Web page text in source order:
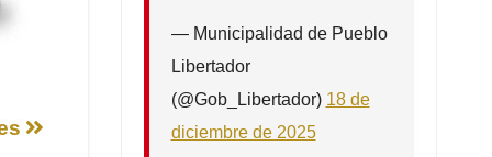
— Municipalidad de Pueblo
Libertador
(@Gob_Libertador) 18 de
diciembre de 2025